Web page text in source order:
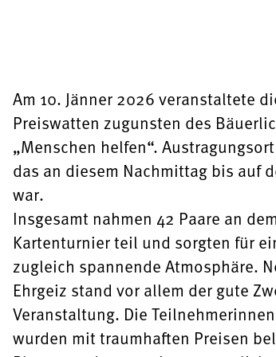
Am 10. Jänner 2026 veranstaltete
Preiswatten zugunsten des
„Menschen helfen“.
das an diesem Nachmittag bis auf
war.
Insgesamt nahmen 42 Paare an
Kartenturnier teil und sorgten für
zugleich spannende Atmosphäre.
Ehrgeiz stand vor allem der gute
Veranstaltung. Die
wurden mit traumhaften Preisen